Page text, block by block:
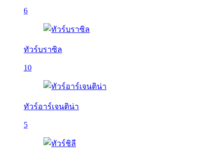
6
ทัวร์บราซิล
10
ทัวร์อาร์เจนติน่า
5